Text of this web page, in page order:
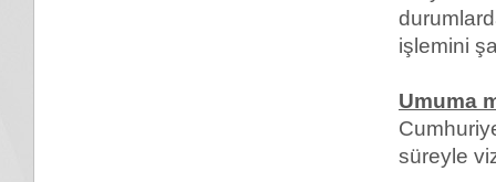
işlemini
Umuma
süreyle